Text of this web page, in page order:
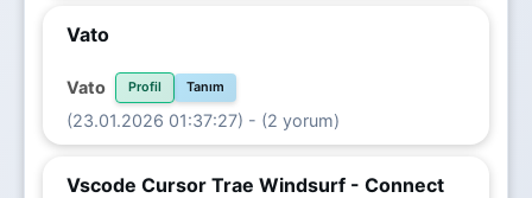
Vato
Vato Profil Tanım
(23.01.2026 01:37:27) - (2 yorum)
Vscode Cursor Trae Windsurf - Connect